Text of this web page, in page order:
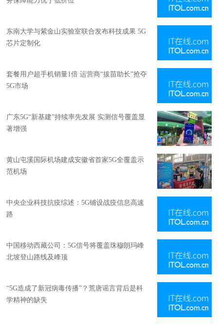
东南大学与紫金山实验室联合发布科技成果 5G
芯片定制化
套餐用户超手机销量1倍 运营商“拔苗助长”抢夺
5G市场
广东5G“新基建”持续率先发展 实测信号覆盖显
著增强
黄山屯溪国际机场建成安徽省首家5G全覆盖示
范机场
中央企业科技抗疫综述：5G铺设战疫信息高速
路
中国移动西藏公司：5G信号将覆盖珠穆朗玛峰
北坡登山路线及峰顶
“5G造成了新冠病毒传播”？荒唐谣言背后是科
学精神的缺失